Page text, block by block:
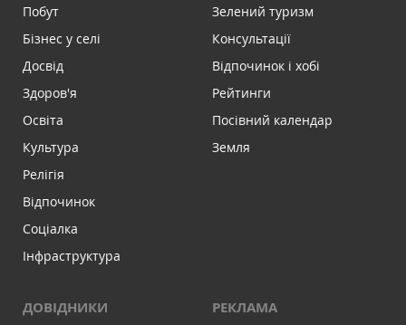
Побут
Бізнес у селі
Досвід
Здоров'я
Освіта
Культура
Релігія
Відпочинок
Соціалка
Інфраструктура
Зелений туризм
Консультації
Відпочинок і хобі
Рейтинги
Посівний календар
Земля
ДОВІДНИКИ РЕКЛАМА